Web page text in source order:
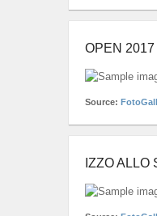
OPEN 2017
Source:
IZZO ALLO